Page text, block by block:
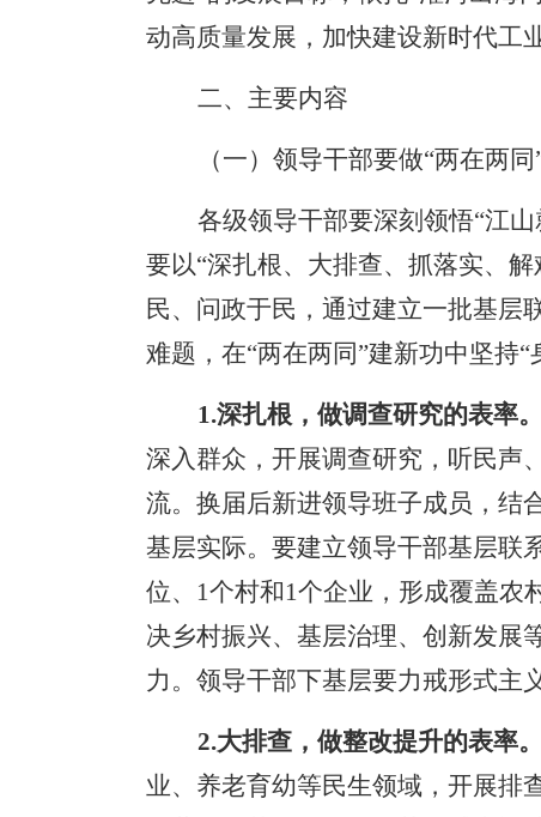
动高质量发展，加快建设新时代工
二、主要内容
（一）领导干部要做“两在两
各级领导干部要深刻领悟“江
要以“深扎根、大排查、抓落实、
民、问政于民，通过建立一批基层
难题，在“两在两同”建新功中坚持
1.深扎根，做调查研究的表率。
深入群众，开展调查研究，听民声
流。换届后新进领导班子成员，结
基层实际。要建立领导干部基层联
位、1个村和1个企业，形成覆盖农
决乡村振兴、基层治理、创新发展
力。领导干部下基层要力戒形式主
2.大排查，做整改提升的表率。
业、养老育幼等民生领域，开展排